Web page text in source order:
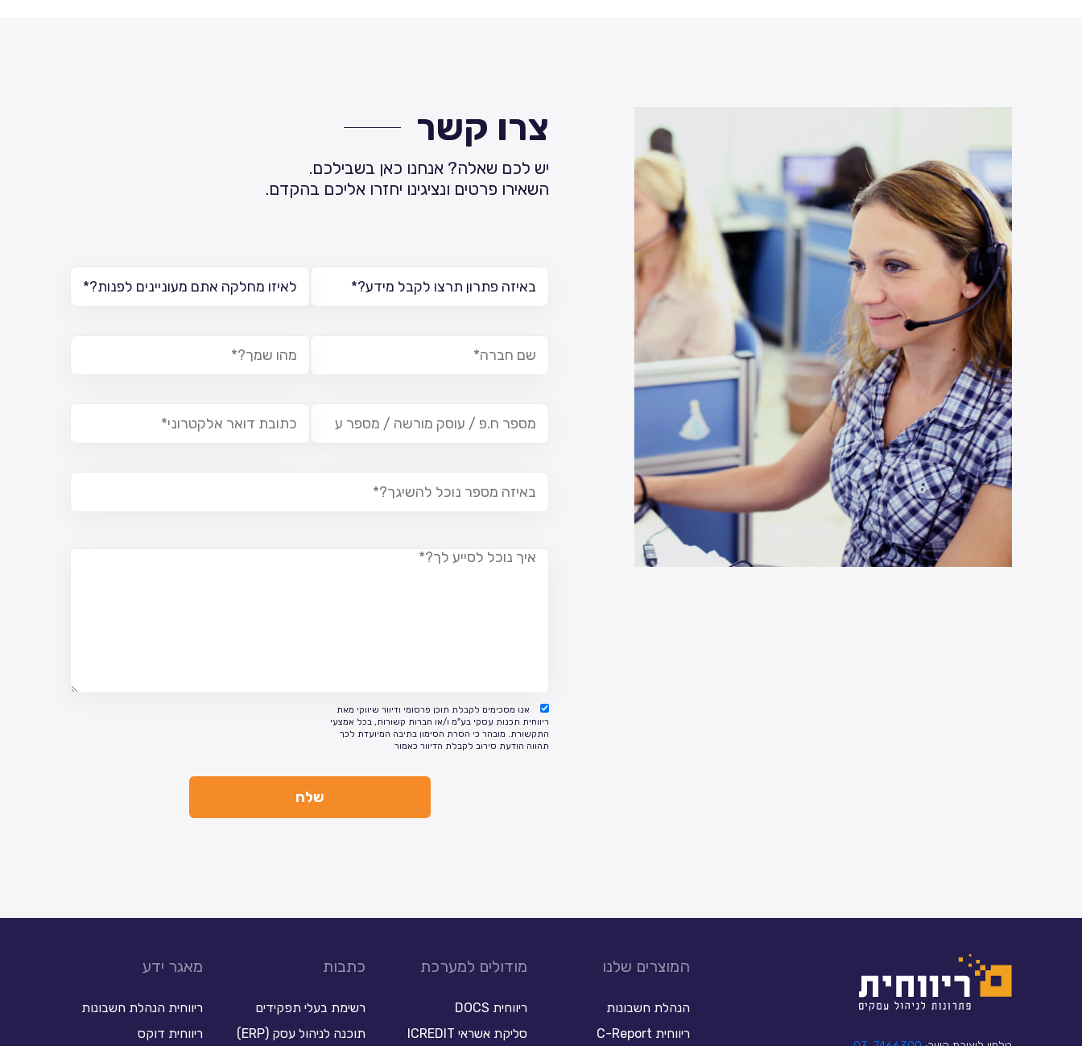
צרו קשר
יש לכם שאלה? אנחנו כאן בשבילכם.
השאירו פרטים ונציגינו יחזרו אליכם בהקדם.
אנו מסכימים לקבלת תוכן פרסומי ודיוור שיווקי מאת
ריווחית תכנות עסקי בע"מ ו/או חברות קשורות, בכל אמצעי
התקשורת. מובהר כי הסרת הסימון בתיבה המיועדת לכך
תהווה הודעת סירוב לקבלת הדיוור כאמור
המוצרים שלנו
הנהלת חשבונות
ריווחית C-Report
מודולים למערכת
ריווחית DOCS
סליקת אשראי ICREDIT
כתבות
רשימת בעלי תפקידים
תוכנה לניהול עסק (ERP)
מאגר ידע
ריווחית הנהלת חשבונות
ריווחית דוקס